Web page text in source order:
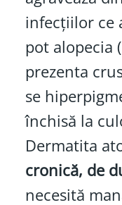
infecțiilor ce
pot alopecia
prezenta
se
închisă la
Dermatita
cronică, de
necesită